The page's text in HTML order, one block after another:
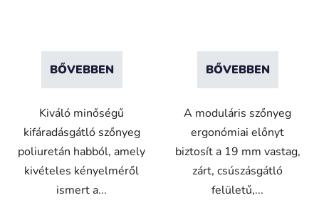
BŐVEBBEN
Kiváló minőségű
kifáradásgátló szőnyeg
poliuretán habból, amely
kivételes kényelméről
ismert a...
BŐVEBBEN
A moduláris szőnyeg
ergonómiai előnyt
biztosít a 19 mm vastag,
zárt, csúszásgátló
felületű,...